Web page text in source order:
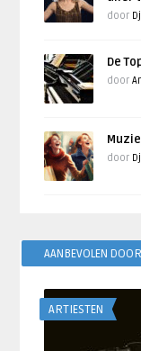
door
De
door
door
AANBEVOLEN
ARTIESTEN